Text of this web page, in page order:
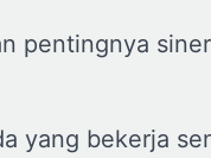
pentingnya
yang bekerja